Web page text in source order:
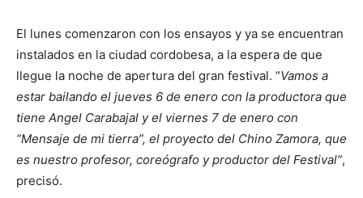
El lunes comenzaron con los ensayos y ya se encuentran
instalados en la ciudad cordobesa, a la espera de que
llegue la noche de apertura del gran festival. “Vamos a
estar bailando el jueves 6 de enero con la productora que
tiene Angel Carabajal y el viernes 7 de enero con
“Mensaje de mi tierra”, el proyecto del Chino Zamora, que
es nuestro profesor, coreógrafo y productor del Festival”,
precisó.